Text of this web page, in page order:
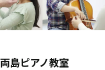
両島ピアノ教室